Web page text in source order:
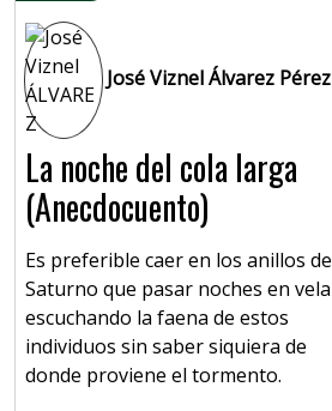
José Viznel Álvarez Pérez
La noche del cola larga
(Anecdocuento)
Es preferible caer en los anillos de
Saturno que pasar noches en vela
escuchando la faena de estos
individuos sin saber siquiera de
donde proviene el tormento.